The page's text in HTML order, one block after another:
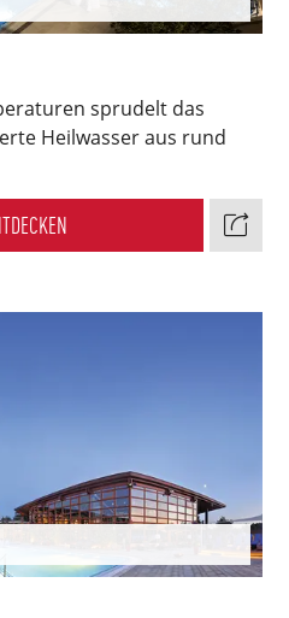
sprudelt das
Heilwasser aus rund